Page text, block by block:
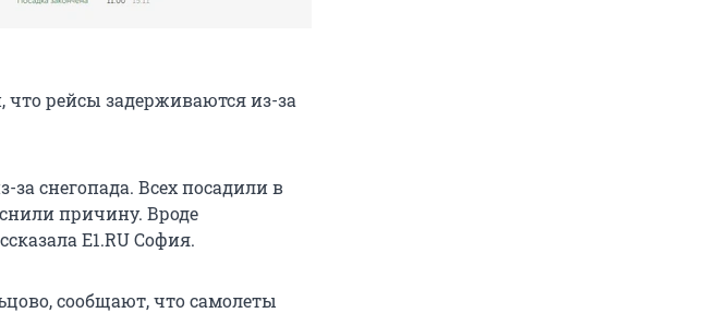
что рейсы задерживаются из-за
снегопада. Всех посадили в
причину. Вроде
E1.RU София.
сообщают, что самолеты